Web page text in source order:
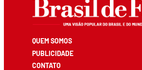
QUEM SOMOS
PUBLICIDADE
CONTATO